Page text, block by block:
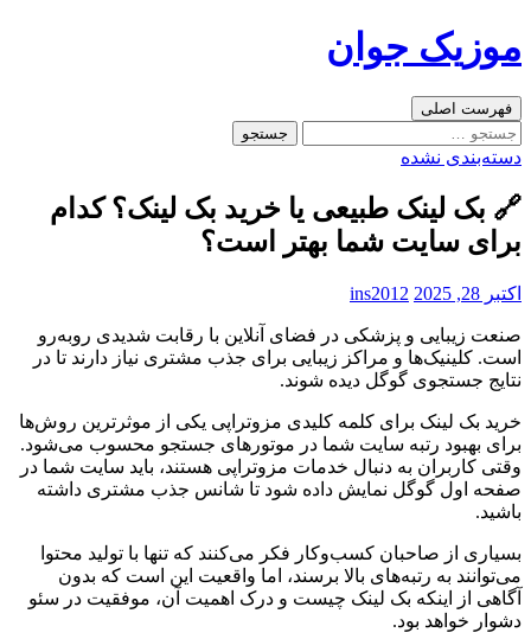
به
موزیک جوان
جست‌وجو
فهرست اصلی
جستجو
برای:
دسته‌بندی نشده
🔗 بک لینک طبیعی یا خرید بک لینک؟ کدام
برای سایت شما بهتر است؟
اکتبر 28, 2025 ins2012
صنعت زیبایی و پزشکی در فضای آنلاین با رقابت شدیدی روبه‌رو
است. کلینیک‌ها و مراکز زیبایی برای جذب مشتری نیاز دارند تا در
نتایج جستجوی گوگل دیده شوند.
خرید بک لینک برای کلمه کلیدی مزوتراپی یکی از موثرترین روش‌ها
برای بهبود رتبه سایت شما در موتورهای جستجو محسوب می‌شود.
وقتی کاربران به دنبال خدمات مزوتراپی هستند، باید سایت شما در
صفحه اول گوگل نمایش داده شود تا شانس جذب مشتری داشته
باشید.
بسیاری از صاحبان کسب‌وکار فکر می‌کنند که تنها با تولید محتوا
می‌توانند به رتبه‌های بالا برسند، اما واقعیت این است که بدون
آگاهی از اینکه بک لینک چیست و درک اهمیت آن، موفقیت در سئو
دشوار خواهد بود.